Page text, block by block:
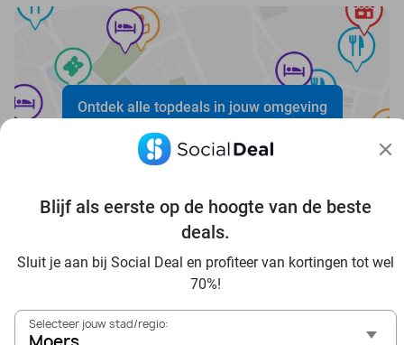
Blijf als eerste op de hoogte van de beste
deals.
Sluit je aan bij Social Deal en profiteer van kortingen tot wel
70%!
Selecteer jouw stad/regio:
Ontdek alle topdeals in jouw omgeving
Voordelig genieten in Moers: haal deal-inspiratie uit onze
In die Sauna in Moers und Umgebung
Tagesausflug zum Movie Park Germany mit Rabatt, von